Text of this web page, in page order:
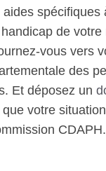
spécifiques
de votre
vous vers
des
Et déposez un
que votre
CDAPH.